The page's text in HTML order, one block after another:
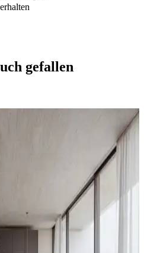
gefallen